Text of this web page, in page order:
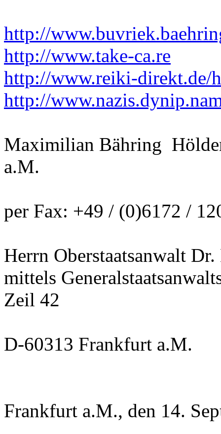
http://
http://www.take-ca.re
http://www.reiki-direkt.de/
http://
Maximilian Bähring
a.M.
per Fax: +49 / (0)6172 /
Herrn Oberstaatsanwalt
mittels
Zeil 42
D-60313 Frankfurt a.M.
Frankfurt a.M., den 14.